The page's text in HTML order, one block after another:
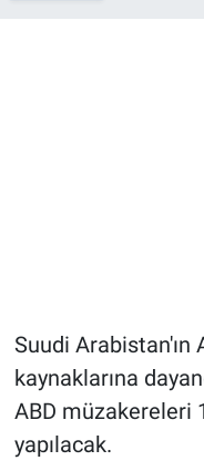
Suudi Arabistan'ın
kaynaklarına
ABD müzakereleri
yapılacak.